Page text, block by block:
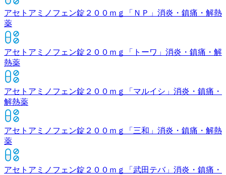
アセトアミノフェン錠２００ｍｇ「ＮＰ」 消炎・鎮痛・解熱
薬
アセトアミノフェン錠２００ｍｇ「トーワ」 消炎・鎮痛・解
熱薬
アセトアミノフェン錠２００ｍｇ「マルイシ」 消炎・鎮痛・
解熱薬
アセトアミノフェン錠２００ｍｇ「三和」 消炎・鎮痛・解熱
薬
アセトアミノフェン錠２００ｍｇ「武田テバ」 消炎・鎮痛・